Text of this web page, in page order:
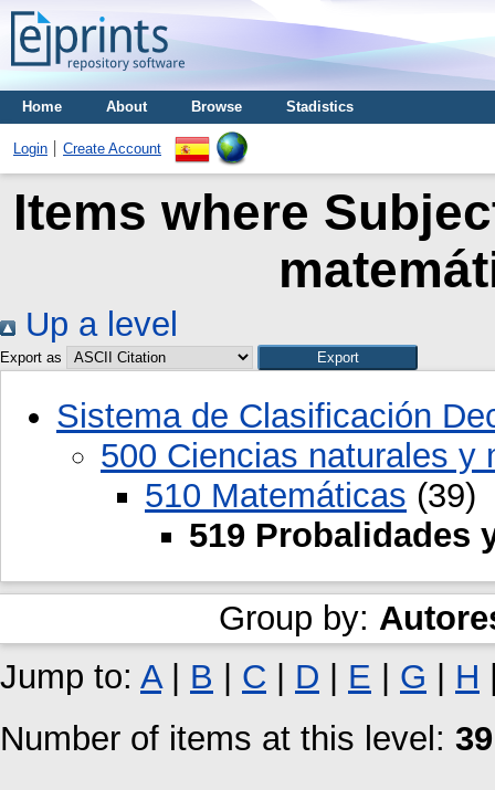
Home About Browse Stadistics
Login Create Account
Items where
Up a level
Export as
Sistema de Clasificación
500 Ciencias naturales y
510 Matemáticas (39)
519 Probalidades
Group by:
Jump to: A| B | C | D | E | G | H
Number of items at this level: 39